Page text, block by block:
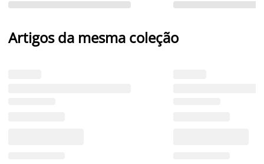
Artigos da mesma coleção